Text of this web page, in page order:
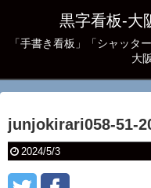
黒字看板‐大
「手書き看板」「シャッタ
大
junjokirari058-51-
2024/5/3